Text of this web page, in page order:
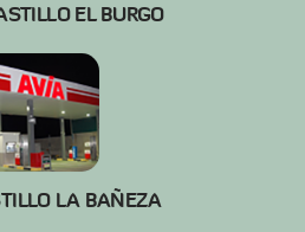
EL BURGO
LA BAÑEZA